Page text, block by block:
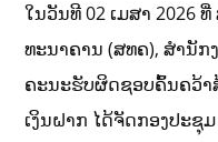
ໃນວັນທີ 02 ເມສາ 2026
ທະນາຄານ (ສທຄ), ສໍານັກ
ຄະນະຮັບຜິດຊອບຄົ້ນຄວ້
ເງິນຝາກ ໄດ້ຈັດກອງປະຊຸ